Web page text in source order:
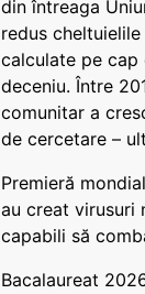
din întreaga
redus
calculate pe cap
deceniu. Între
comunitar a
de cercetare –
Premieră
au creat virusuri
capabili să
Bacalaureat